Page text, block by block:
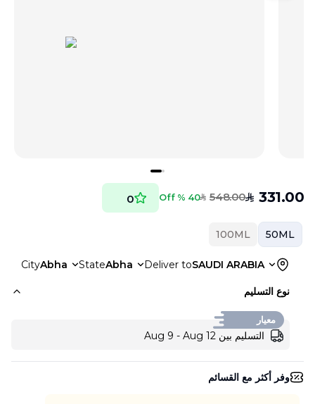
SAR 331.00
SAR 548.00
40 % Off
0
50ML
100ML
Deliver toSAUDI ARABIA
StateAbha
CityAbha
نوع التسليم
معيار
التسليم بين Aug 9 - Aug 12
وفر أكثر مع القسائم